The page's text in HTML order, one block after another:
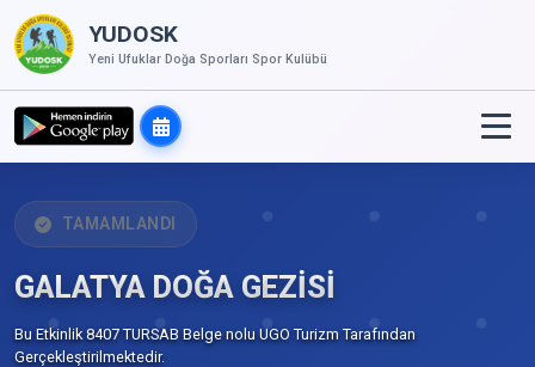
YUDOSK
Yeni Ufuklar Doğa Sporları Spor Kulübü
TAMAMLANDI
GALATYA DOĞA GEZİSİ
Bu Etkinlik 8407 TURSAB Belge nolu UGO Turizm Tarafından
Gerçekleştirilmektedir.